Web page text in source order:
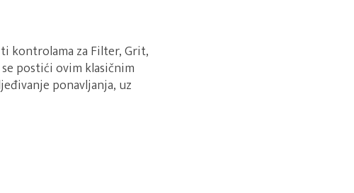
kontrolama za Filter, Grit,
postići ovim klasičnim
ponavljanja, uz